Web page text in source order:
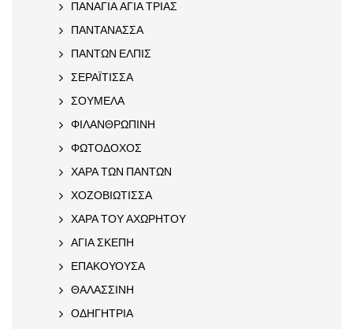
ΠΑΝΑΓΙΑ ΑΓΙΑ ΤΡΙΑΣ
ΠΑΝΤΑΝΑΣΣΑ
ΠΑΝΤΩΝ ΕΛΠΙΣ
ΣΕΡΑΪΤΙΣΣΑ
ΣΟΥΜΕΛΑ
ΦΙΛΑΝΘΡΩΠΙΝΗ
ΦΩΤΟΔΟΧΟΣ
ΧΑΡΑ ΤΩΝ ΠΑΝΤΩΝ
ΧΟΖΟΒΙΩΤΙΣΣΑ
ΧΑΡΑ ΤΟΥ ΑΧΩΡΗΤΟΥ
ΑΓΙΑ ΣΚΕΠΗ
ΕΠΑΚΟΥΟΥΣΑ
ΘΑΛΑΣΣΙΝΗ
ΟΔΗΓΗΤΡΙΑ